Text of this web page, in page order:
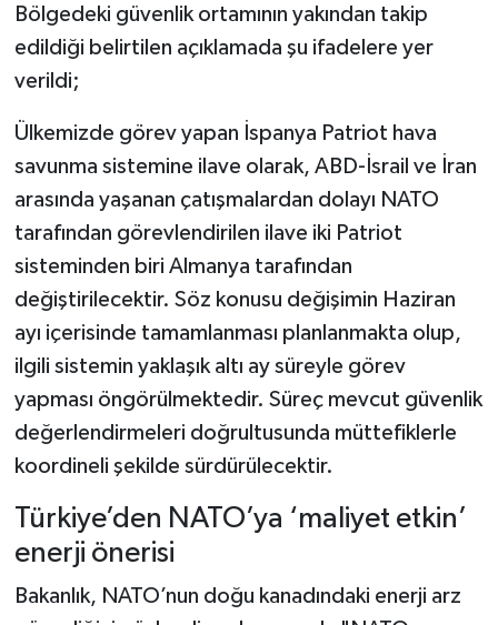
Bölgedeki güvenlik ortamının yakından takip
edildiği belirtilen açıklamada şu ifadelere yer
verildi;
Ülkemizde görev yapan İspanya Patriot hava
savunma sistemine ilave olarak, ABD-İsrail ve İran
arasında yaşanan çatışmalardan dolayı NATO
tarafından görevlendirilen ilave iki Patriot
sisteminden biri Almanya tarafından
değiştirilecektir. Söz konusu değişimin Haziran
ayı içerisinde tamamlanması planlanmakta olup,
ilgili sistemin yaklaşık altı ay süreyle görev
yapması öngörülmektedir. Süreç mevcut güvenlik
değerlendirmeleri doğrultusunda müttefiklerle
koordineli şekilde sürdürülecektir.
Türkiye’den NATO’ya ‘maliyet etkin’
enerji önerisi
Bakanlık, NATO’nun doğu kanadındaki enerji arz